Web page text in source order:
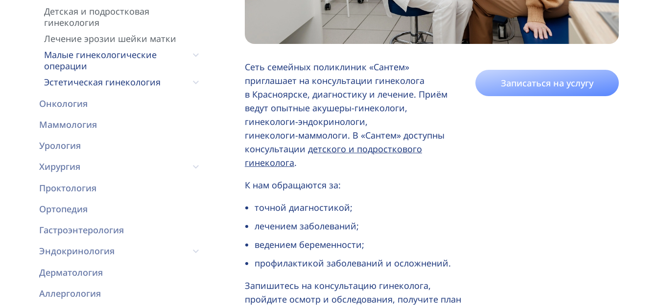
Детская и подростковая
гинекология
Лечение эрозии шейки матки
Малые гинекологические
операции
Эстетическая гинекология
Онкология
Маммология
Урология
Хирургия
Проктология
Ортопедия
Гастроэнтерология
Эндокринология
Дерматология
Аллергология
Сеть семейных поликлиник «Сантем»
приглашает на консультации гинеколога
в Красноярске, диагностику и лечение. Приём
ведут опытные акушеры-гинекологи,
гинекологи-эндокринологи,
гинекологи-маммологи. В «Сантем» доступны
консультации детского и подросткового
гинеколога.
К нам обращаются за:
точной диагностикой;
лечением заболеваний;
ведением беременности;
профилактикой заболеваний и осложнений.
Запишитесь на консультацию гинеколога,
пройдите осмотр и обследования, получите план
Записаться на услугу